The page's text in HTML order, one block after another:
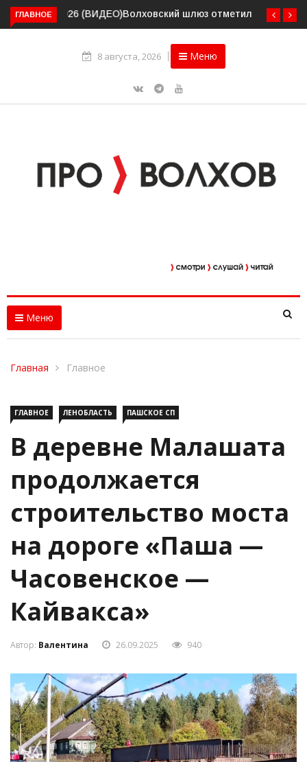
ГЛАВНОЕ Волховский шлюз отметил вековой юбилей
8 августа, 2026 Меню
Меню
Главная Главное
ГЛАВНОЕ ЛЕНОБЛАСТЬ ПАШСКОЕ СП
В деревне Малашата
продолжается
строительство моста
на дороге «Паша —
Часовенское —
Кайвакса»
Автор: Валентина 26.09.2025 940